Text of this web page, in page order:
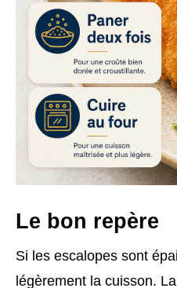
Le bon repère
Si les escalopes sont
légèrement la cuisson.